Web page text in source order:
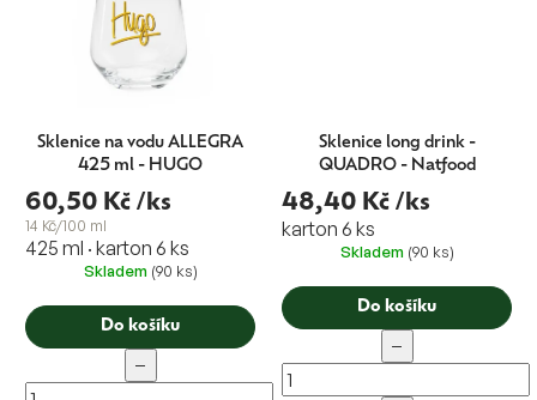
Sklenice na vodu ALLEGRA
425 ml - HUGO
60,50 Kč /ks
14 Kč/100 ml
425 ml · karton 6 ks
Skladem (90 ks)
Do košíku
−
Sklenice long drink -
QUADRO - Natfood
48,40 Kč /ks
karton 6 ks
Skladem (90 ks)
Do košíku
−